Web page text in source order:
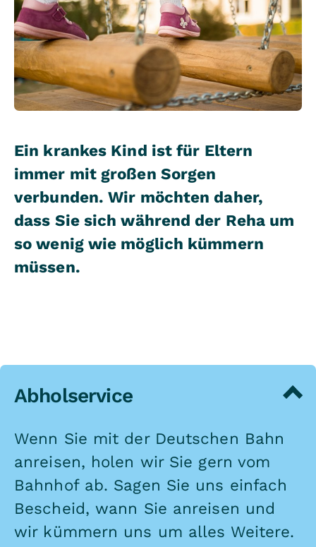
Ein krankes Kind ist für Eltern
immer mit großen Sorgen
verbunden. Wir möchten daher,
dass Sie sich während der Reha um
so wenig wie möglich kümmern
müssen.
Abholservice
Wenn Sie mit der Deutschen Bahn
anreisen, holen wir Sie gern vom
Bahnhof ab. Sagen Sie uns einfach
Bescheid, wann Sie anreisen und
wir kümmern uns um alles Weitere.